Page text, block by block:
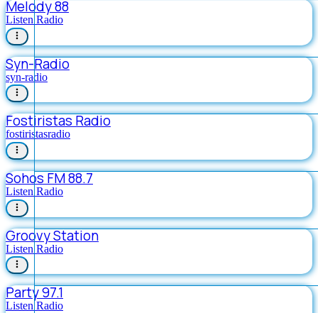
Melody 88
Listen Radio
Syn-Radio
syn-radio
Fostiristas Radio
fostiristasradio
Sohos FM 88.7
Listen Radio
Groovy Station
Listen Radio
Party 97.1
Listen Radio